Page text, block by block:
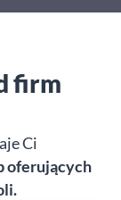
firm
Ci
oferujących